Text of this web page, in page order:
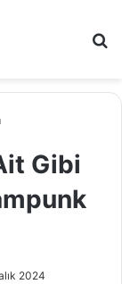
Gibi
2024